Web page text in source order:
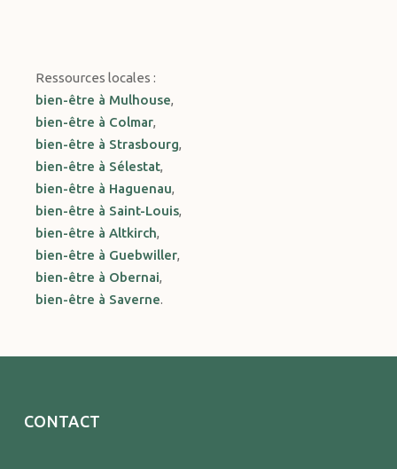
Ressources locales :
bien-être à Mulhouse,
bien-être à Colmar,
bien-être à Strasbourg,
bien-être à Sélestat,
bien-être à Haguenau,
bien-être à Saint-Louis,
bien-être à Altkirch,
bien-être à Guebwiller,
bien-être à Obernai,
bien-être à Saverne.
CONTACT